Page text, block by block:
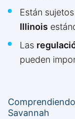
Están
Illinois
Las
pueden
Savannah